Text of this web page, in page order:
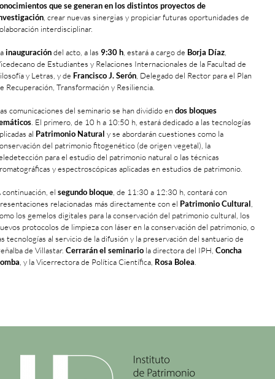
que se generan en los distintos proyectos de
, crear nuevas sinergias y propiciar futuras oportunidades de
interdisciplinar.
inauguracióndel acto, a las 9:30 h , estará a cargo de Borja Díaz
de Estudiantes y Relaciones Internacionales de la Facultad de
y Letras, y de Francisco J. Serón , Delegado del Rector para el Plan
Recuperación, Transformación y Resiliencia.
comunicaciones del seminario se han dividido endos bloques
. El primero, de 10 h a 10:50 h, estará dedicado a las tecnologías
al Patrimonio Natural y se abordarán cuestiones como la
del patrimonio fitogenético (de origen vegetal), la
para el estudio del patrimonio natural o las técnicas
y espectroscópicas aplicadas en estudios de patrimonio.
continuación, el segundo bloque , de 11:30 a 12:30 h, contará con
relacionadas más directamente con el Patrimonio Cultural
los gemelos digitales para la conservación del patrimonio cultural, los
protocolos de limpieza con láser en la conservación del patrimonio, o
tecnologías al servicio de la difusión y la preservación del santuario de
de Villastar. Cerrarán el seminario la directora del IPH, Concha
, y la Vicerrectora de Política Científica, Rosa Bolea